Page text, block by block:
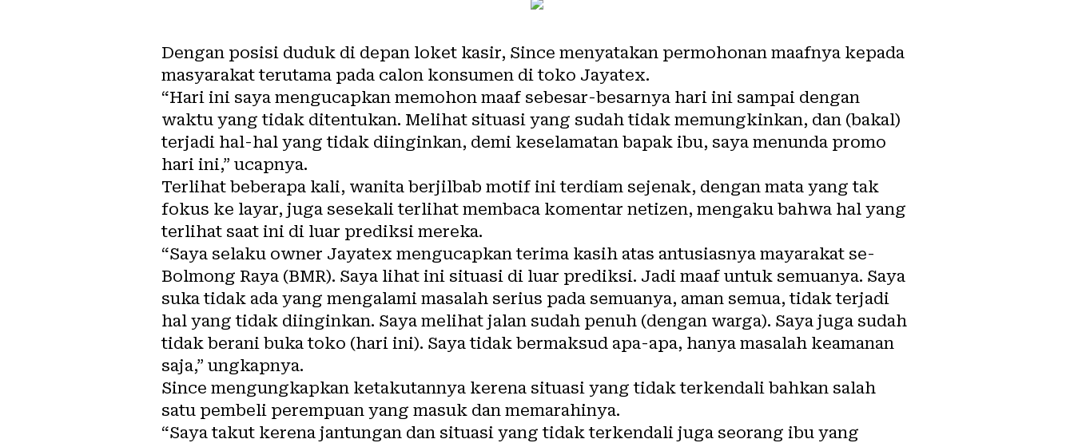
Dengan posisi duduk di depan loket kasir, Since menyatakan permohonan maafnya kepada
masyarakat terutama pada calon konsumen di toko Jayatex.
“Hari ini saya mengucapkan memohon maaf sebesar-besarnya hari ini sampai dengan
waktu yang tidak ditentukan. Melihat situasi yang sudah tidak memungkinkan, dan (bakal)
terjadi hal-hal yang tidak diinginkan, demi keselamatan bapak ibu, saya menunda promo
hari ini,” ucapnya.
Terlihat beberapa kali, wanita berjilbab motif ini terdiam sejenak, dengan mata yang tak
fokus ke layar, juga sesekali terlihat membaca komentar netizen, mengaku bahwa hal yang
terlihat saat ini di luar prediksi mereka.
“Saya selaku owner Jayatex mengucapkan terima kasih atas antusiasnya mayarakat se-
Bolmong Raya (BMR). Saya lihat ini situasi di luar prediksi. Jadi maaf untuk semuanya. Saya
suka tidak ada yang mengalami masalah serius pada semuanya, aman semua, tidak terjadi
hal yang tidak diinginkan. Saya melihat jalan sudah penuh (dengan warga). Saya juga sudah
tidak berani buka toko (hari ini). Saya tidak bermaksud apa-apa, hanya masalah keamanan
saja,” ungkapnya.
Since mengungkapkan ketakutannya kerena situasi yang tidak terkendali bahkan salah
satu pembeli perempuan yang masuk dan memarahinya.
“Saya takut kerena jantungan dan situasi yang tidak terkendali juga seorang ibu yang